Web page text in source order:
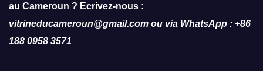
au Cameroun ? Ecrivez-nous :
vitrineducameroun@gmail.com ou via WhatsApp : +86
188 0958 3571